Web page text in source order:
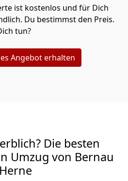
ist kostenlos und für Dich
Du bestimmst den Preis.
tun?
Angebot erhalten
Die besten
Umzug von Bernau